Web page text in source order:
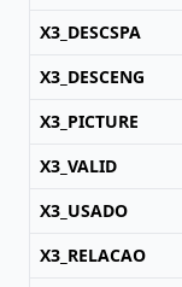
X3_DESCSPA
X3_DESCENG
X3_PICTURE
X3_VALID
X3_USADO
X3_RELACAO